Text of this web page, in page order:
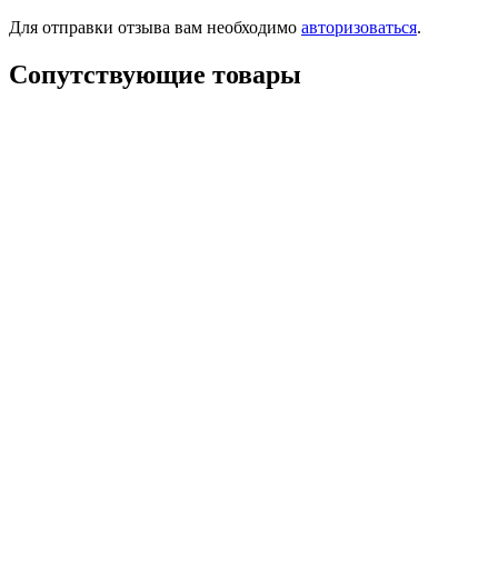
Для отправки отзыва вам необходимо авторизоваться.
Сопутствующие товары